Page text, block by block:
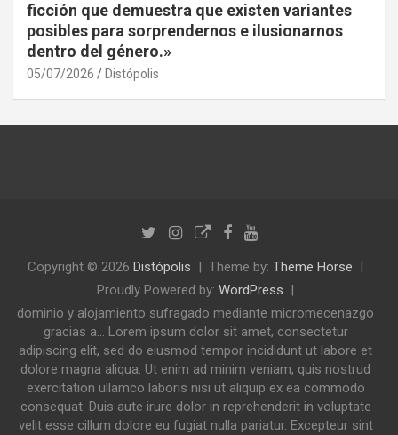
ficción que demuestra que existen variantes
posibles para sorprendernos e ilusionarnos
dentro del género.»
05/07/2026 Distópolis
Copyright © 2026 Distópolis Theme by: Theme Horse
Proudly Powered by: WordPress
dominio y alojamiento sufragado mediante micromecenazgo
gracias a... Lorem ipsum dolor sit amet, consectetur
adipiscing elit, sed do eiusmod tempor incididunt ut labore et
dolore magna aliqua. Ut enim ad minim veniam, quis nostrud
exercitation ullamco laboris nisi ut aliquip ex ea commodo
consequat. Duis aute irure dolor in reprehenderit in voluptate
velit esse cillum dolore eu fugiat nulla pariatur. Excepteur sint